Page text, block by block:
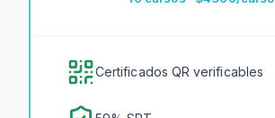
Certificados QR verificables